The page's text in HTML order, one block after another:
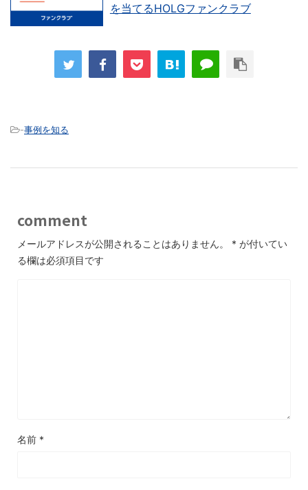
を当てるHOLGファンクラブ
-事例を知る
comment
メールアドレスが公開されることはありません。 * が付いてい
る欄は必須項目です
名前 *